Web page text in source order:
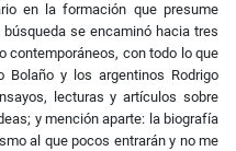
en la formación que presume
se encaminó hacia tres
contemporáneos, con todo lo que
Bolaño y los argentinos Rodrigo
lecturas y artículos sobre
y mención aparte: la biografía
al que pocos entrarán y no me